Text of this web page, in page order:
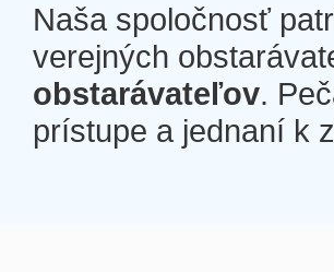
Naša spoločnosť
verejných
obstarávateľov.
prístupe a jednaní k